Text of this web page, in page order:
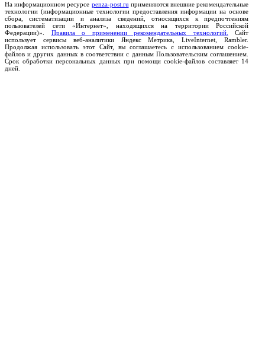
На информационном ресурсе penza-post.ru применяются внешние рекомендательные
технологии (информационные технологии предоставления информации на основе
сбора, систематизации и анализа сведений, относящихся к предпочтениям
пользователей сети «Интернет», находящихся на территории Российской
Федерации)». Правила о применении рекомендательных технологий.
Сайт
использует сервисы веб-аналитики Яндекс Метрика, LiveInternet, Rambler.
Продолжая использовать этот Сайт, вы соглашаетесь с использованием cookie-
файлов и других данных в соответствии с данным Пользовательским соглашением.
Срок обработки персональных данных при помощи cookie-файлов составляет 14
дней.